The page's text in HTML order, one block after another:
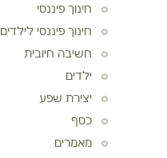
חינוך פיננסי
חינוך פיננסי לילדים
חשיבה חיובית
ילדים
יצירת שפע
כסף
מאמרים